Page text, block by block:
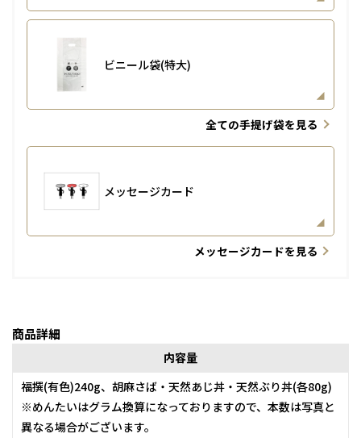
ビニール袋(特大)
全ての手提げ袋を見る
メッセージカード
メッセージカードを見る
商品詳細
内容量
福撰(有色)240g、胡麻さば・天然あじ丼・天然ぶり丼(各80g)
※めんたいはグラム換算になっておりますので、本数は写真と
異なる場合がございます。